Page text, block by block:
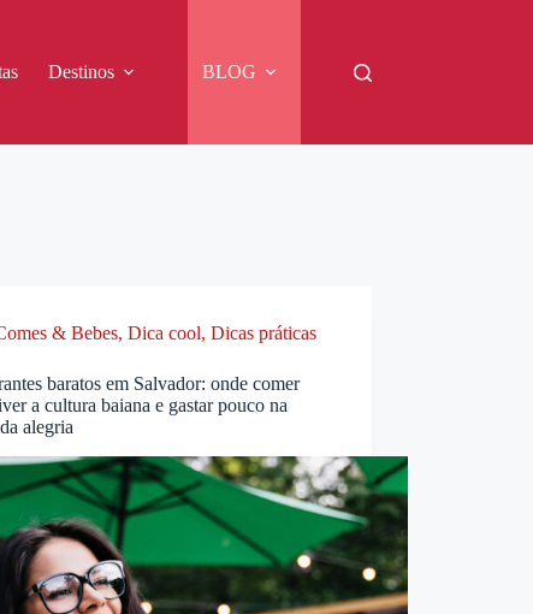
Destinos BLOG
& Bebes,Dica cool,Dicas práticas
baratos em Salvador: onde comer
a cultura baiana e gastar pouco na
alegria